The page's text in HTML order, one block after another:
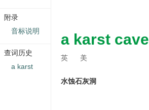
a karst cave
英 美
水蚀石灰洞
附录
音标说明
查词历史
a karst